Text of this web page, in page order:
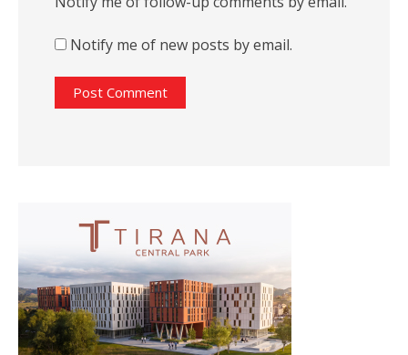
Notify me of new posts by email.